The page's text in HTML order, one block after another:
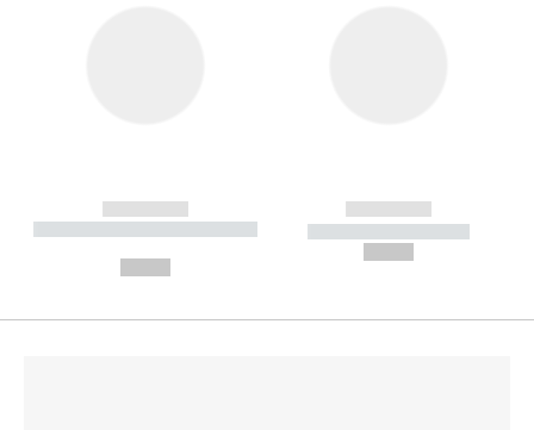
------------
----------- ----------- --------
------------
----------- -----------